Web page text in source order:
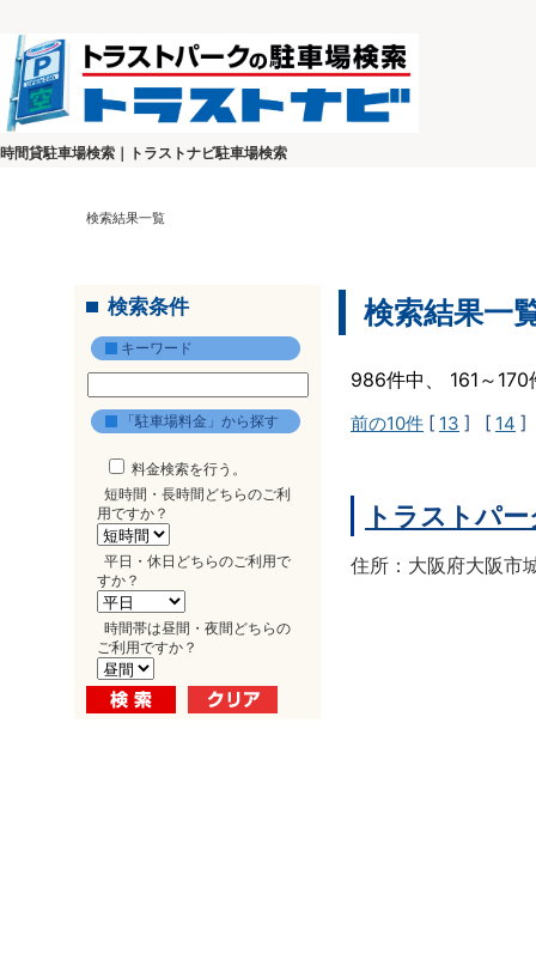
時間貸駐車場検索｜トラストナビ駐車場検索
検索結果一覧
検索条件
キーワード
「駐車場料金」から探す
料金検索を行う。
短時間・長時間どちらのご利
用ですか？
平日・休日どちらのご利用で
すか？
時間帯は昼間・夜間どちらの
ご利用ですか？
検索結果一
986件中、 161～
前の10件 [ 13 ] [ 14 ]
トラストパ
住所：大阪府大阪市